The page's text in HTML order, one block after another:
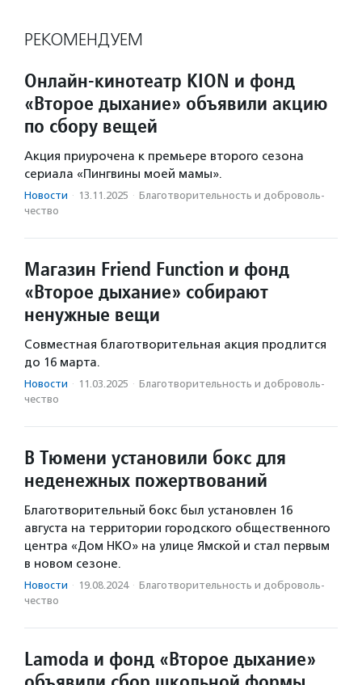
РЕКОМЕНДУЕМ
Онлайн-кинотеатр KION и фонд
«Второе дыхание» объявили акцию
по сбору вещей
Акция приурочена к премьере второго сезона
сериала «Пингвины моей мамы».
Новости · 13.11.2025 · Благотвори­тель­ность и доброволь­
чест­во
Магазин Friend Function и фонд
«Второе дыхание» собирают
ненужные вещи
Совместная благотворительная акция продлится
до 16 марта.
Новости · 11.03.2025 · Благотвори­тель­ность и доброволь­
чест­во
В Тюмени установили бокс для
неденежных пожертвований
Благотворительный бокс был установлен 16
августа на территории городского общественного
центра «Дом НКО» на улице Ямской и стал первым
в новом сезоне.
Новости · 19.08.2024 · Благотвори­тель­ность и доброволь­
чест­во
Lamoda и фонд «Второе дыхание»